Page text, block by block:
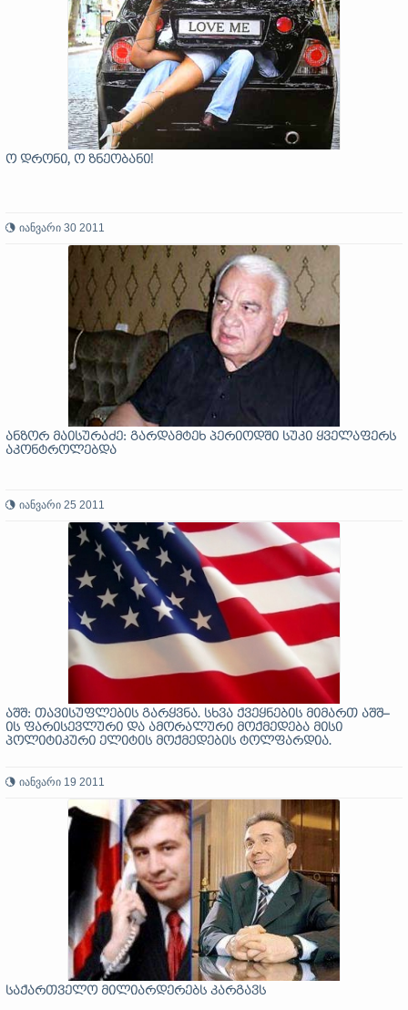
ო დრონი, ო ზნეობანი!
იანვარი 30 2011
ანზორ მაისურაძე: გარდამტეხ პერიოდში სუკი ყველაფერს
აკონტროლებდა
იანვარი 25 2011
აშშ: თავისუფლების გარყვნა. სხვა ქვეყნების მიმართ აშშ–
ის ფარისევლური და ამორალური მოქმედება მისი
პოლიტიკური ელიტის მოქმედების ტოლფარდია.
იანვარი 19 2011
საქართველო მილიარდერებს კარგავს